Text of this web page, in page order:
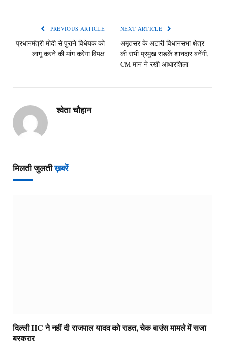
PREVIOUS ARTICLE
प्रधानमंत्री मोदी से पुराने विधेयक को
लागू करने की मांग करेगा विपक्ष
NEXT ARTICLE
अमृतसर के अटारी विधानसभा क्षेत्र
की सभी प्रमुख सड़कें शानदार बनेंगी,
CM मान ने रखी आधारशिला
श्वेता चौहान
मिलती जुलतीख़बरें
दिल्ली HC ने नहीं दी राजपाल यादव को राहत, चेक बाउंस मामले में सजा
बरकरार